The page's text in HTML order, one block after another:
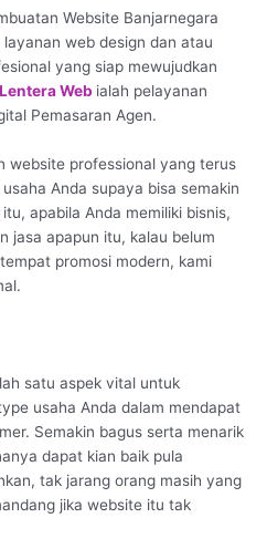
Website Banjarnegara
web design dan atau
yang siap mewujudkan
Lentera Web ialah pelayanan
Pemasaran Agen.
website professional yang terus
Anda supaya bisa semakin
apabila Anda memiliki bisnis,
jasa apapun itu, kalau belum
promosi modern, kami
satu aspek vital untuk
usaha Anda dalam mendapat
Semakin bagus serta menarik
dapat kian baik pula
tak jarang orang masih yang
jika website itu tak